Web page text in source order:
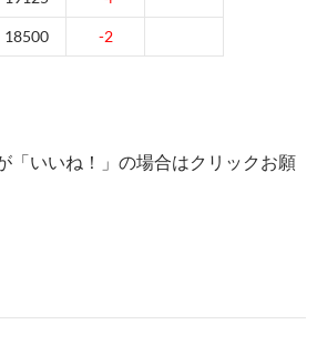
18500 -2
「いいね！」の場合はクリックお願